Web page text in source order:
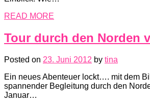
READ MORE
Tour durch den Norden
Posted on 23. Juni 2012 by tina
Ein neues Abenteuer lockt…. mit dem
spannender Begleitung durch den
Januar…